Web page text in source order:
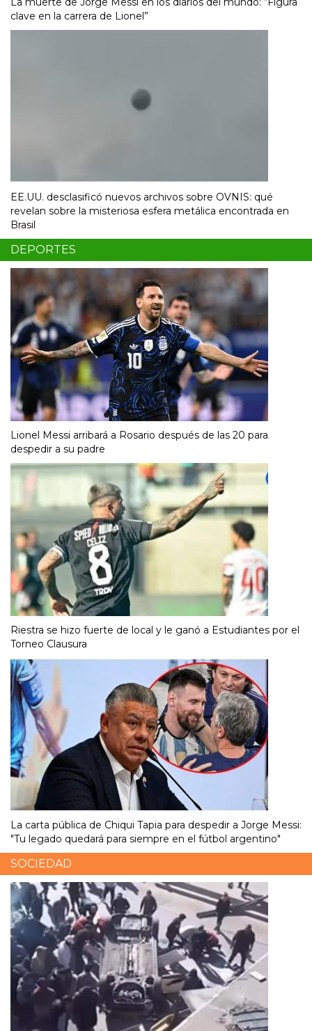
clave en la carrera de Lionel”
EE.UU. desclasificó nuevos archivos sobre OVNIS: qué
revelan sobre la misteriosa esfera metálica encontrada en
Brasil
DEPORTES
Lionel Messi arribará a Rosario después de las 20 para
despedir a su padre
Riestra se hizo fuerte de local y le ganó a Estudiantes por el
Torneo Clausura
La carta pública de Chiqui Tapia para despedir a Jorge Messi:
"Tu legado quedará para siempre en el fútbol argentino"
SOCIEDAD